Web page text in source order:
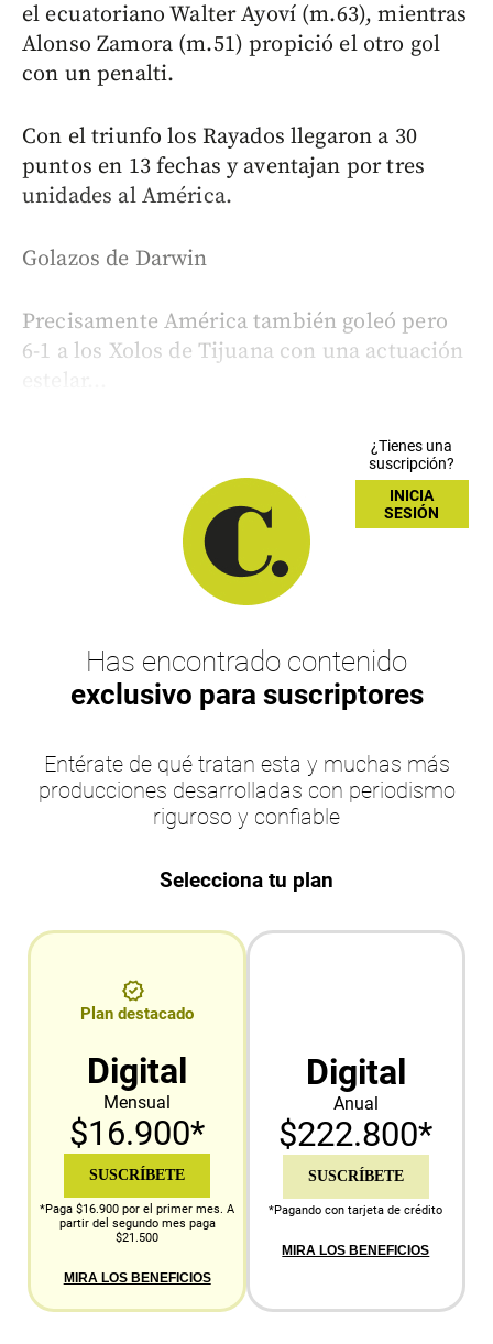
el ecuatoriano Walter Ayoví (m.63), mientras
Alonso Zamora (m.51) propició el otro gol
con un penalti.
Con el triunfo los Rayados llegaron a 30
puntos en 13 fechas y aventajan por tres
unidades al América.
Golazos de Darwin
Precisamente América también goleó pero
6-1 a los Xolos de Tijuana con una actuación
estelar...
¿Tienes una
suscripción?
INICIA
SESIÓN
Has encontrado contenido
exclusivo para suscriptores
Entérate de qué tratan esta y muchas más
producciones desarrolladas con periodismo
riguroso y confiable
Selecciona tu plan
Plan destacado
Digital
Mensual
$16.900*
SUSCRÍBETE
*Paga $16.900 por el primer mes. A
partir del segundo mes paga
$21.500
MIRA LOS BENEFICIOS
Digital
Anual
$222.800*
SUSCRÍBETE
*Pagando con tarjeta de crédito
MIRA LOS BENEFICIOS